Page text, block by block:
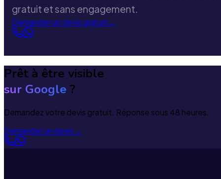
gratuit et sans engagement.
Demander un devis gratuit→
Prêt à être visible
sur Google ?
Demandez votre devis gratuit. Réponse sous 48 heures.
Demander un devis→